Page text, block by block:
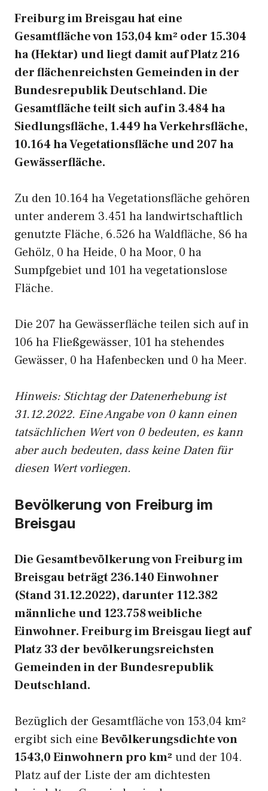
Freiburg im Breisgau hat eine
Gesamtfläche von 153,04 km² oder 15.304
ha (Hektar) und liegt damit auf Platz 216
der flächenreichsten Gemeinden in der
Bundesrepublik Deutschland. Die
Gesamtfläche teilt sich auf in 3.484 ha
Siedlungsfläche, 1.449 ha Verkehrsfläche,
10.164 ha Vegetationsfläche und 207 ha
Gewässerfläche.
Zu den 10.164 ha Vegetationsfläche gehören
unter anderem 3.451 ha landwirtschaftlich
genutzte Fläche, 6.526 ha Waldfläche, 86 ha
Gehölz, 0 ha Heide, 0 ha Moor, 0 ha
Sumpfgebiet und 101 ha vegetationslose
Fläche.
Die 207 ha Gewässerfläche teilen sich auf in
106 ha Fließgewässer, 101 ha stehendes
Gewässer, 0 ha Hafenbecken und 0 ha Meer.
Hinweis: Stichtag der Datenerhebung ist
31.12.2022. Eine Angabe von 0 kann einen
tatsächlichen Wert von 0 bedeuten, es kann
aber auch bedeuten, dass keine Daten für
diesen Wert vorliegen.
Bevölkerung von Freiburg im
Breisgau
Die Gesamtbevölkerung von Freiburg im
Breisgau beträgt 236.140 Einwohner
(Stand 31.12.2022), darunter 112.382
männliche und 123.758 weibliche
Einwohner. Freiburg im Breisgau liegt auf
Platz 33 der bevölkerungsreichsten
Gemeinden in der Bundesrepublik
Deutschland.
Bezüglich der Gesamtfläche von 153,04 km²
ergibt sich eine Bevölkerungsdichte von
1543,0 Einwohnern pro km² und der 104.
Platz auf der Liste der am dichtesten